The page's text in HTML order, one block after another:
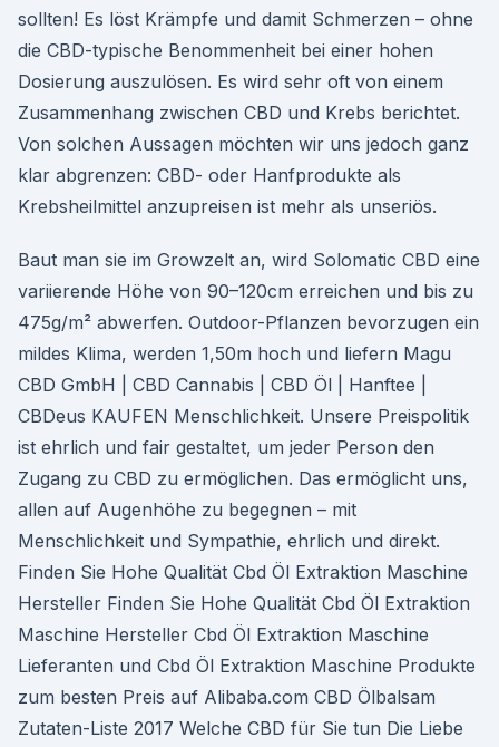
sollten! Es löst Krämpfe und damit Schmerzen – ohne
die CBD-typische Benommenheit bei einer hohen
Dosierung auszulösen. Es wird sehr oft von einem
Zusammenhang zwischen CBD und Krebs berichtet.
Von solchen Aussagen möchten wir uns jedoch ganz
klar abgrenzen: CBD- oder Hanfprodukte als
Krebsheilmittel anzupreisen ist mehr als unseriös.
Baut man sie im Growzelt an, wird Solomatic CBD eine
variierende Höhe von 90–120cm erreichen und bis zu
475g/m² abwerfen. Outdoor-Pflanzen bevorzugen ein
mildes Klima, werden 1,50m hoch und liefern Magu
CBD GmbH | CBD Cannabis | CBD Öl | Hanftee |
CBDeus KAUFEN Menschlichkeit. Unsere Preispolitik
ist ehrlich und fair gestaltet, um jeder Person den
Zugang zu CBD zu ermöglichen. Das ermöglicht uns,
allen auf Augenhöhe zu begegnen – mit
Menschlichkeit und Sympathie, ehrlich und direkt.
Finden Sie Hohe Qualität Cbd Öl Extraktion Maschine
Hersteller Finden Sie Hohe Qualität Cbd Öl Extraktion
Maschine Hersteller Cbd Öl Extraktion Maschine
Lieferanten und Cbd Öl Extraktion Maschine Produkte
zum besten Preis auf Alibaba.com CBD Ölbalsam
Zutaten-Liste 2017 Welche CBD für Sie tun Die Liebe